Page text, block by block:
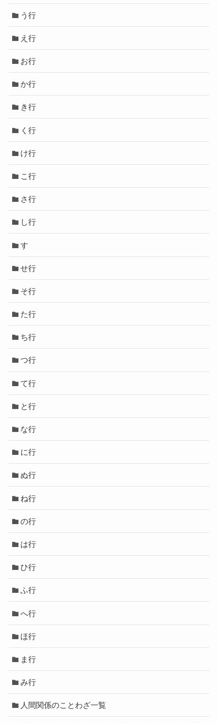
う行
え行
お行
か行
き行
く行
け行
こ行
さ行
し行
す
せ行
そ行
た行
ち行
つ行
て行
と行
な行
に行
ぬ行
ね行
の行
は行
ひ行
ふ行
へ行
ほ行
ま行
み行
人間関係のことわざ一覧